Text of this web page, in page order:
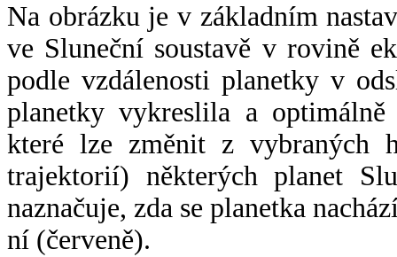
Na obrázku je v základním
ve Sluneční soustavě v rovině
podle vzdálenosti planetky v
planetky vykreslila a
které lze změnit z vybraných
trajektorií) některých planet
naznačuje, zda se planetka
ní (červeně).